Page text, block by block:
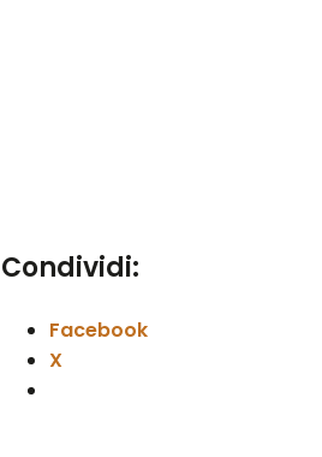
Condividi:
Facebook
X